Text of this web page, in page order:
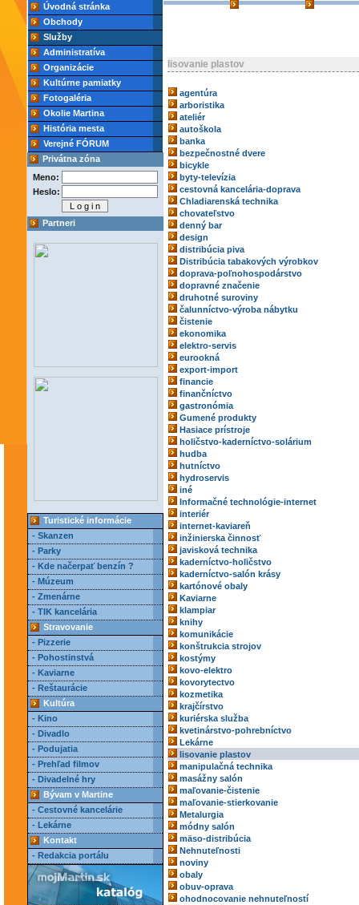
Úvodná stránka
Obchody
Služby
Administratíva
Organizácie
Kultúrne pamiatky
Fotogaléria
Okolie Martina
História mesta
Verejné FÓRUM
Privátna zóna
Meno:
Heslo:
Partneri
Turistické informácie
- Skanzen
- Parky
- Kde načerpať benzín ?
- Múzeum
- Zmenárne
- TIK kancelária
Stravovanie
- Pizzerie
- Pohostinstvá
- Kaviarne
- Reštaurácie
Kultúra
- Kino
- Divadlo
- Podujatia
- Prehľad filmov
- Divadelné hry
Bývam v Martine
- Cestovné kancelárie
- Lekárne
Kontakt
- Redakcia portálu
lisovanie plastov
agentúra
arboristika
ateliér
autoškola
banka
bezpečnostné dvere
bicykle
byty-televízia
cestovná kancelária-doprava
Chladiarenská technika
chovateľstvo
denný bar
design
distribúcia piva
Distribúcia tabakových výrobkov
doprava-poľnohospodárstvo
dopravné značenie
druhotné suroviny
čalunníctvo-výroba nábytku
čistenie
ekonomika
elektro-servis
eurookná
export-import
financie
finančníctvo
gastronómia
Gumené produkty
Hasiace prístroje
holičstvo-kaderníctvo-solárium
hudba
hutníctvo
hydroservis
iné
Informačné technológie-internet
interiér
internet-kaviareň
inžinierska činnosť
javisková technika
kaderníctvo-holičstvo
kaderníctvo-salón krásy
kartónové obaly
Kaviarne
klampiar
knihy
komunikácie
konštrukcia strojov
kostýmy
kovo-elektro
kovorytectvo
kozmetika
krajčírstvo
kuriérska služba
kvetinárstvo-pohrebníctvo
Lekárne
lisovanie plastov
manipulačná technika
masážny salón
maľovanie-čistenie
maľovanie-stierkovanie
Metalurgia
módny salón
mäso-distribúcia
Nehnuteľnosti
noviny
obaly
obuv-oprava
ohodnocovanie nehnuteľností